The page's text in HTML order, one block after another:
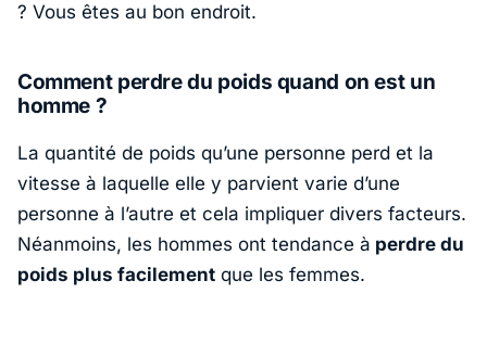
? Vous êtes au bon endroit.
Comment perdre du poids quand on est un
homme ?
La quantité de poids qu’une personne perd et la
vitesse à laquelle elle y parvient varie d’une
personne à l’autre et cela impliquer divers facteurs.
Néanmoins, les hommes ont tendance à perdre du
poids plus facilement que les femmes.